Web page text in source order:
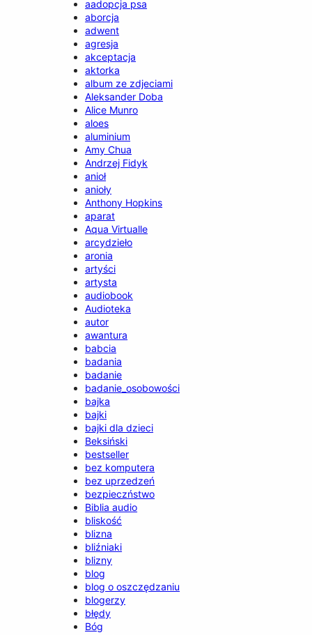
aadopcja psa
aborcja
adwent
agresja
akceptacja
aktorka
album ze zdjeciami
Aleksander Doba
Alice Munro
aloes
aluminium
Amy Chua
Andrzej Fidyk
anioł
anioły
Anthony Hopkins
aparat
Aqua Virtualle
arcydzieło
aronia
artyści
artysta
audiobook
Audioteka
autor
awantura
babcia
badania
badanie
badanie_osobowości
bajka
bajki
bajki dla dzieci
Beksiński
bestseller
bez komputera
bez uprzedzeń
bezpieczństwo
Biblia audio
bliskość
blizna
bliźniaki
blizny
blog
blog o oszczędzaniu
blogerzy
błędy
Bóg